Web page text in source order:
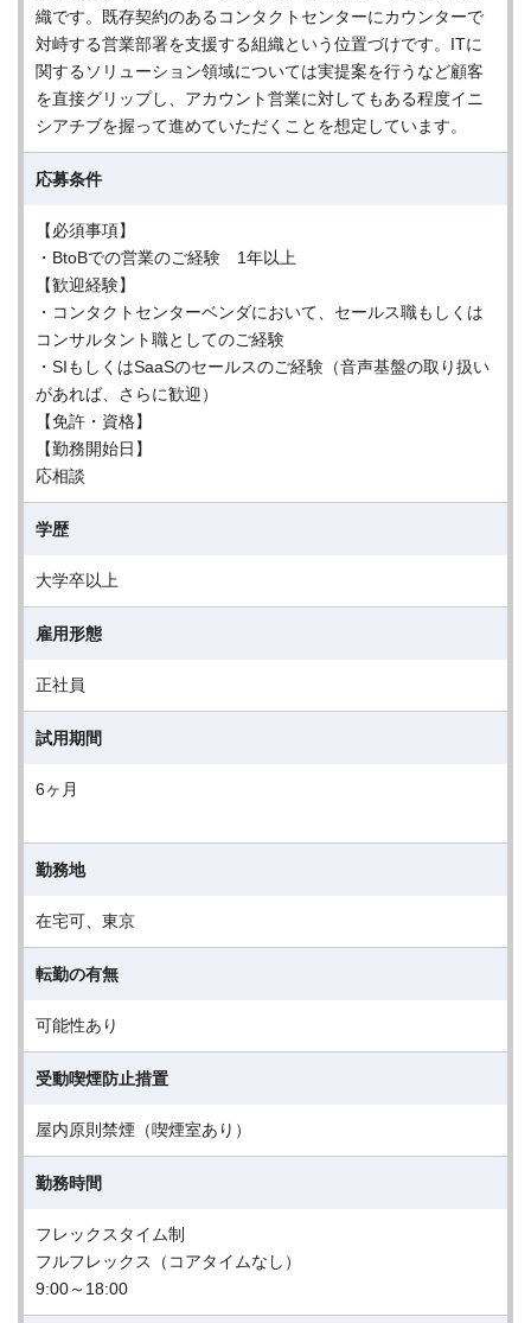
織です。既存契約のあるコンタクトセンターにカウンターで
対峙する営業部署を支援する組織という位置づけです。ITに
関するソリューション領域については実提案を行うなど顧客
を直接グリップし、アカウント営業に対してもある程度イニ
シアチブを握って進めていただくことを想定しています。
応募条件
【必須事項】
・BtoBでの営業のご経験 1年以上
【歓迎経験】
・コンタクトセンターベンダにおいて、セールス職もしくは
コンサルタント職としてのご経験
・SIもしくはSaaSのセールスのご経験（音声基盤の取り扱い
があれば、さらに歓迎）
【免許・資格】
【勤務開始日】
応相談
学歴
大学卒以上
雇用形態
正社員
試用期間
6ヶ月
勤務地
在宅可、東京
転勤の有無
可能性あり
受動喫煙防止措置
屋内原則禁煙（喫煙室あり）
勤務時間
フレックスタイム制
フルフレックス（コアタイムなし）
9:00～18:00